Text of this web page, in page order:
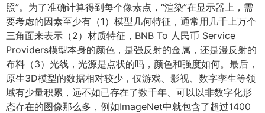
照”。为了准确计算得到每个像素点，“渲染”在显示器上，需
要考虑的因素至少有（1）模型几何特征，通常用几千上万个
三角面来表示（2）材质特征，BNB To 人民币 Service
Providers模型本身的颜色，是强反射的金属，还是漫反射的
布料（3）光线，光源是点状的吗，颜色和强度如何。最后，
原生3D模型的数据相对较少，仅游戏、影视、数字孪生等领
域有少量积累，远不如已存在了数千年、可以以非数字化形
态存在的图像那么多，例如ImageNet中就包含了超过1400